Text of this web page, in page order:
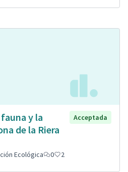
y la
de la Riera
Acceptada
Ecológica 0 2